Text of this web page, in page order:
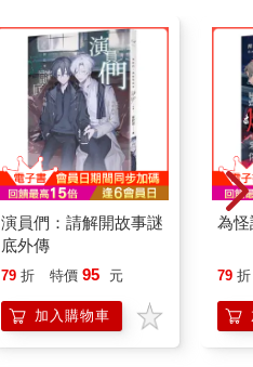
子為王，其中把西北大好形
城公劉義隆為宜都王，封劉義
月，又任命劉義符為皇太子。
演員們：請解開故事謎
底外傳
79 折 特價 95 元
加入購物車
為怪
79 折